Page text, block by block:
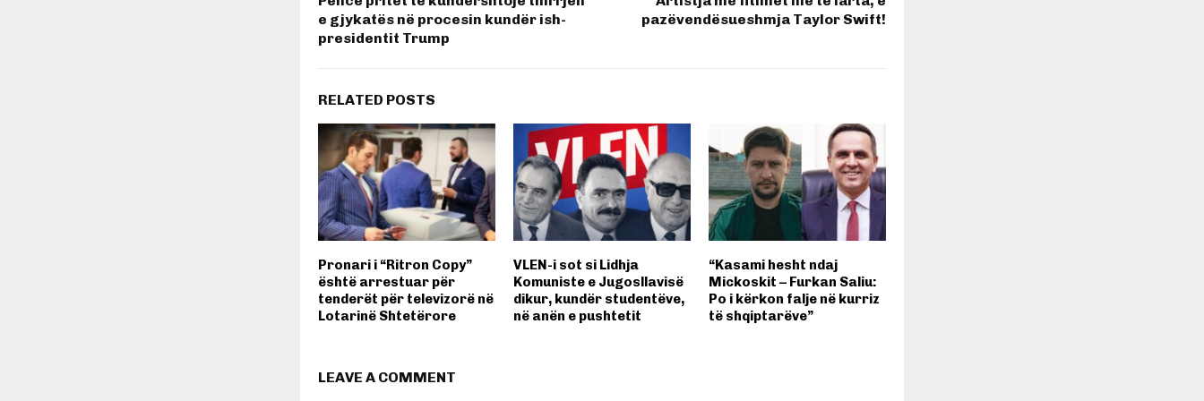
e gjykatës në procesin kundër ish-
presidentit Trump
pazëvendësueshmja Taylor Swift!
RELATED POSTS
Pronari i “Ritron Copy”
është arrestuar për
tenderët për televizorë në
Lotarinë Shtetërore
VLEN-i sot si Lidhja
Komuniste e Jugosllavisë
dikur, kundër studentëve,
në anën e pushtetit
“Kasami hesht ndaj
Mickoskit – Furkan Saliu:
Po i kërkon falje në kurriz
të shqiptarëve”
LEAVE A COMMENT